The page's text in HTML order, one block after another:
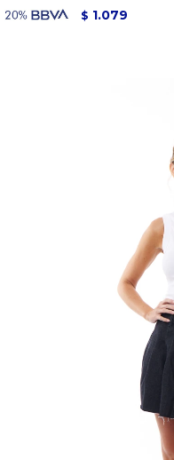
$ 1.079